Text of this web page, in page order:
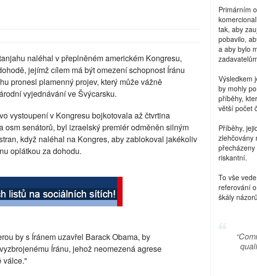
naléhal v přeplněném americkém Kongresu,
jejímž cílem má být omezení schopnost Íránu
pronesl plamenný projev, který může vážně
vyjednávání ve Švýcarsku.
vystoupení v Kongresu bojkotovala až čtvrtina
osm senátorů, byl izraelský premiér odměněn silným
když naléhal na Kongres, aby zablokoval jakékoliv
oplátkou za dohodu.
by s Íránem uzavřel Barack Obama, by
Íránu, jehož neomezená agrese
válce."
Primárním
tak, aby
pobavilo,
a aby bylo
Výsledkem
by mohly
příběhy,
větší počet
Příběhy,
zlehčovány
riskantní.
To vše
referování
škály